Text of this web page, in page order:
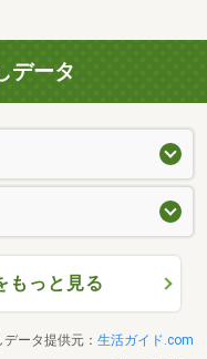
データ
もっと見る
ータ提供元： 生活ガイド.com